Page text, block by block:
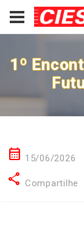
1º
calendar_month 15/06/2026
share Compartilhe